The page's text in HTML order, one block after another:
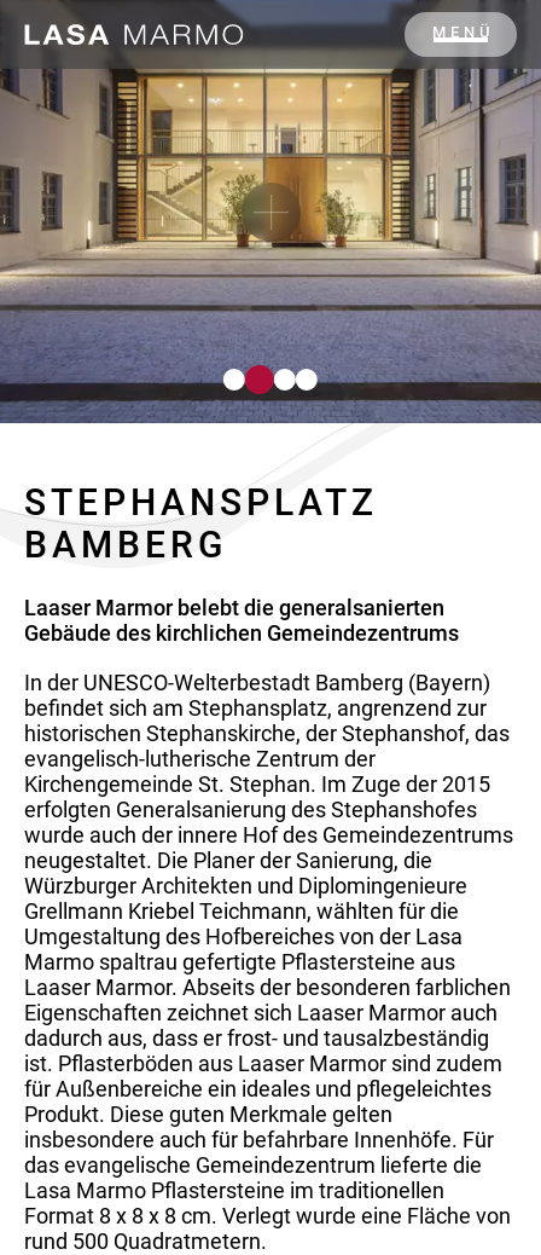
MENÜ
STEPHANSPLATZ
BAMBERG
Laaser Marmor belebt die generalsanierten
Gebäude des kirchlichen Gemeindezentrums
In der UNESCO-Welterbestadt Bamberg (Bayern)
befindet sich am Stephansplatz, angrenzend zur
historischen Stephanskirche, der Stephanshof, das
evangelisch-lutherische Zentrum der
Kirchengemeinde St. Stephan. Im Zuge der 2015
erfolgten Generalsanierung des Stephanshofes
wurde auch der innere Hof des Gemeindezentrums
neugestaltet. Die Planer der Sanierung, die
Würzburger Architekten und Diplomingenieure
Grellmann Kriebel Teichmann, wählten für die
Umgestaltung des Hofbereiches von der Lasa
Marmo spaltrau gefertigte Pflastersteine aus
Laaser Marmor. Abseits der besonderen farblichen
Eigenschaften zeichnet sich Laaser Marmor auch
dadurch aus, dass er frost- und tausalzbeständig
ist. Pflasterböden aus Laaser Marmor sind zudem
für Außenbereiche ein ideales und pflegeleichtes
Produkt. Diese guten Merkmale gelten
insbesondere auch für befahrbare Innenhöfe. Für
das evangelische Gemeindezentrum lieferte die
Lasa Marmo Pflastersteine im traditionellen
Format 8 x 8 x 8 cm. Verlegt wurde eine Fläche von
rund 500 Quadratmetern.